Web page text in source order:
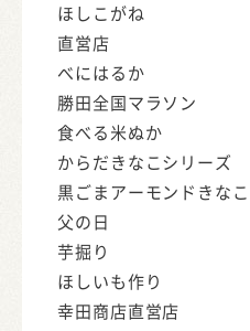
ほしこがね
直営店
べにはるか
勝田全国マラソン
食べる米ぬか
からだきなこシリーズ
黒ごまアーモンドきなこ
父の日
芋掘り
ほしいも作り
幸田商店直営店